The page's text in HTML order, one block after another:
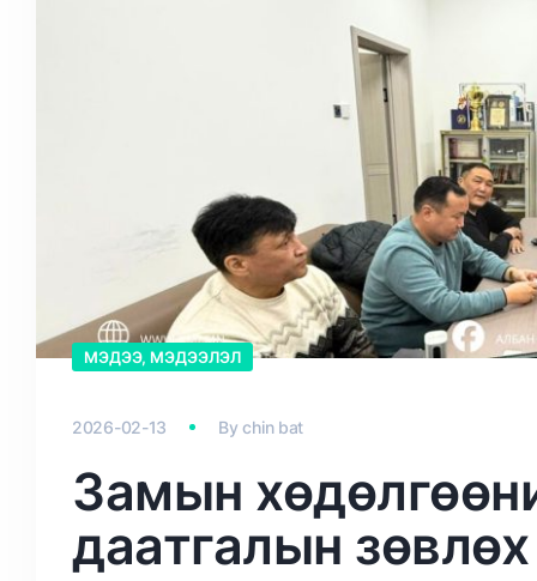
МЭДЭЭ, МЭДЭЭЛЭЛ
2026-02-13 Bychin bat
Замын
даатгалын